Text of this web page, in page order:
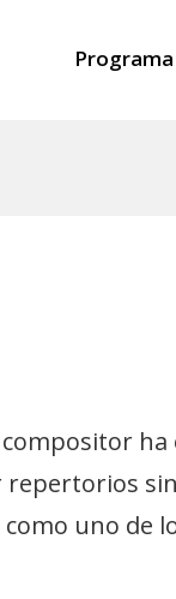
Programa
uno de